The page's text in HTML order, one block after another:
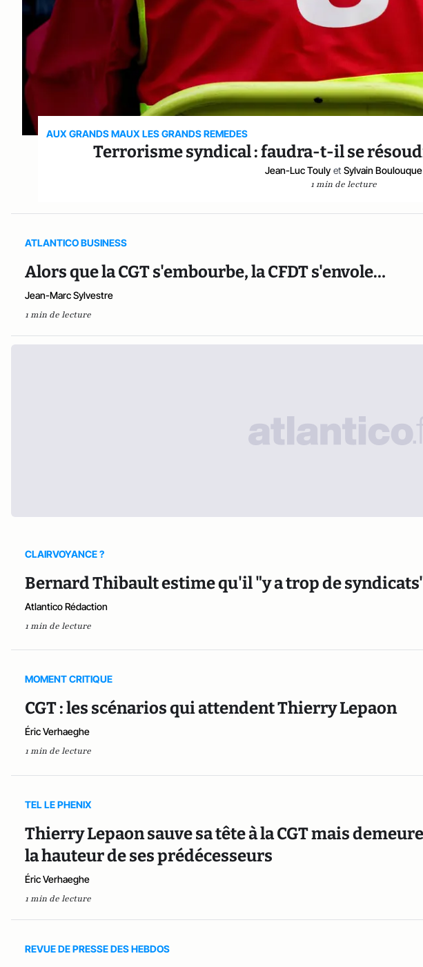
AUX GRANDS MAUX LES GRANDS REMEDES
Terrorisme syndical : faudra-t-il se
Jean-Luc Touly et Sylvain Boulouque
1 min de lecture
ATLANTICO BUSINESS
Alors que la CGT s'embourbe, la CFDT s'envole…
Jean-Marc Sylvestre
1 min de lecture
CLAIRVOYANCE ?
Bernard Thibault estime qu'il "y a trop de
Atlantico Rédaction
1 min de lecture
MOMENT CRITIQUE
CGT : les scénarios qui attendent Thierry Lepaon
Éric Verhaeghe
1 min de lecture
TEL LE PHENIX
Thierry Lepaon sauve sa tête à la CGT mais
la hauteur de ses prédécesseurs
Éric Verhaeghe
1 min de lecture
REVUE DE PRESSE DES HEBDOS